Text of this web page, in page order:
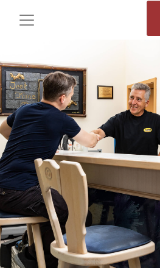
Toggle Navigation